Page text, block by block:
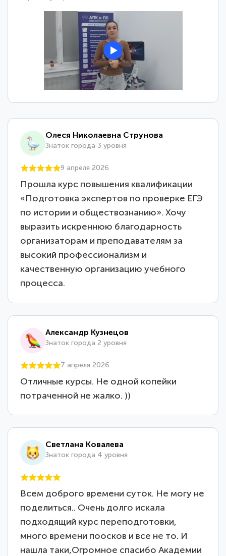
Олеся Николаевна Струнова
Знаток города 3 уровня
9 апреля 2026
Прошла курс повышения квалификации
«Подготовка экспертов по проверке ЕГЭ
по истории и обществознанию». Хочу
выразить искреннюю благодарность
организаторам и преподавателям за
высокий профессионализм и
качественную организацию учебного
процесса.
Александр Кузнецов
Знаток города 2 уровня
7 апреля 2026
Отличные курсы. Не одной копейки
потраченной не жалко. ))
Светлана Ковалева
Знаток города 4 уровня
Всем доброго времени суток. Не могу не
поделиться.. Очень долго искала
подходящий курс переподготовки,
много времени поосков и все не то. И
нашла таки,Огромное спасибо Академии